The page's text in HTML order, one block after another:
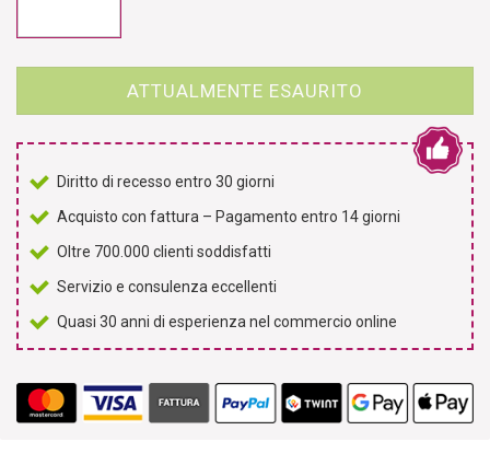
ATTUALMENTE ESAURITO
Diritto di recesso entro 30 giorni
Acquisto con fattura – Pagamento entro 14 giorni
Oltre 700.000 clienti soddisfatti
Servizio e consulenza eccellenti
Quasi 30 anni di esperienza nel commercio online